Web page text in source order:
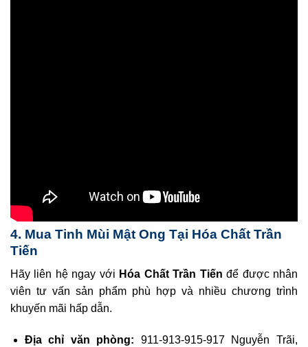
4. Mua Tinh Mùi Mật Ong Tại Hóa Chất Trần
Tiến
Hãy liên hệ ngay với Hóa Chất Trần Tiến để được nhân
viên tư vấn sản phẩm phù hợp và nhiều chương trình
khuyến mãi hấp dẫn.
Địa chỉ văn phòng: 911-913-915-917 Nguyễn Trãi,